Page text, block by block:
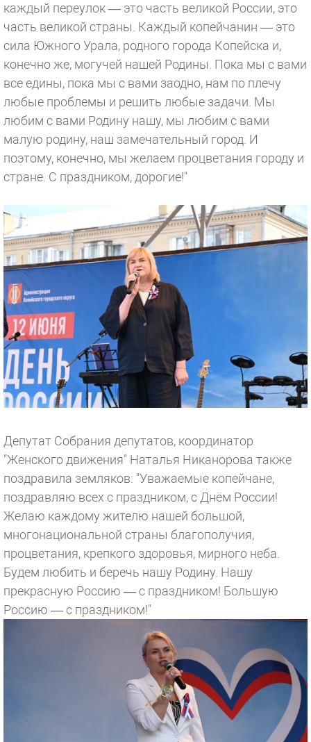
каждый переулок — это часть великой России, это
часть великой страны. Каждый копейчанин — это
сила Южного Урала, родного города Копейска и,
конечно же, могучей нашей Родины. Пока мы с вами
все едины, пока мы с вами заодно, нам по плечу
любые проблемы и решить любые задачи. Мы
любим с вами Родину нашу, мы любим с вами
малую родину, наш замечательный город. И
поэтому, конечно, мы желаем процветания городу и
стране. С праздником, дорогие!"
Депутат Собрания депутатов, координатор
"Женского движения" Наталья Никанорова также
поздравила земляков: "Уважаемые копейчане,
поздравляю всех с праздником, с Днём России!
Желаю каждому жителю нашей большой,
многонациональной страны благополучия,
процветания, крепкого здоровья, мирного неба.
Будем любить и беречь нашу Родину. Нашу
прекрасную Россию — с праздником! Большую
Россию — с праздником!"